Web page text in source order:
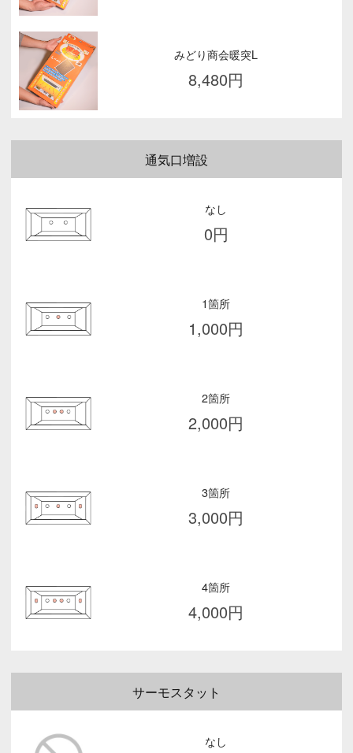
みどり商会暖突L
8,480円
通気口増設
なし
0円
1箇所
1,000円
2箇所
2,000円
3箇所
3,000円
4箇所
4,000円
サーモスタット
なし